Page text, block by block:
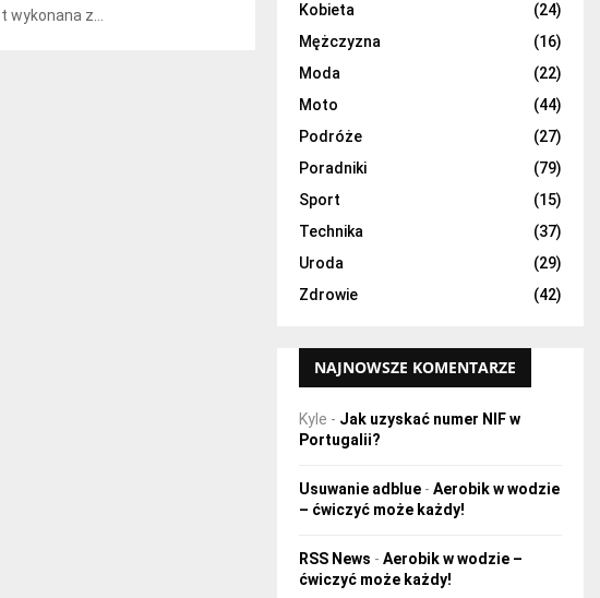
z...
H
Kobieta
(24)
Mężczyzna
(16)
Moda
(22)
Moto
(44)
Podróże
(27)
Poradniki
(79)
Sport
(15)
Technika
(37)
Uroda
(29)
Zdrowie
(42)
NAJNOWSZE KOMENTARZE
Kyle - Jak uzyskać numer NIF w
Portugalii?
Usuwanie adblue- Aerobik w wodzie
– ćwiczyć może każdy!
RSS News - Aerobik w wodzie –
ćwiczyć może każdy!